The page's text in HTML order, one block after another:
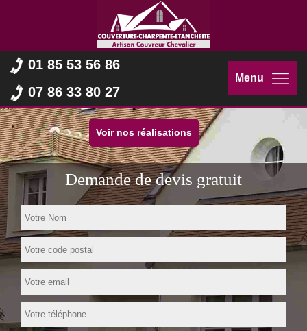
01 85 53 56 86
07 86 33 80 27
Menu
Voir nos réalisations
Demande de devis gratuit